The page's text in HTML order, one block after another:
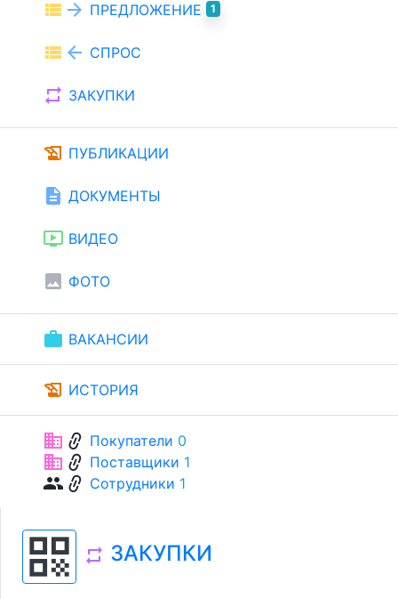
view_list arrow_forward ПРЕДЛОЖЕНИЕ 1
view_list arrow_back СПРОС
repeat ЗАКУПКИ
history_edu ПУБЛИКАЦИИ
description ДОКУМЕНТЫ
ondemand_video ВИДЕО
image ФОТО
work ВАКАНСИИ
history_edu ИСТОРИЯ
businesslink Покупатели 0
businesslink Поставщики 1
grouplink Сотрудники 1
qr_code repeat ЗАКУПКИ